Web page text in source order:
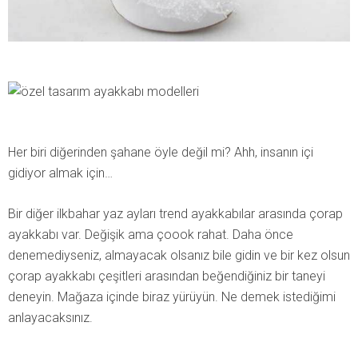
Her biri diğerinden şahane öyle değil mi? Ahh, insanın içi
gidiyor almak için…
Bir diğer ilkbahar yaz ayları trend ayakkabılar arasında çorap
ayakkabı var. Değişik ama çoook rahat. Daha önce
denemediyseniz, almayacak olsanız bile gidin ve bir kez olsun
çorap ayakkabı çeşitleri arasından beğendiğiniz bir taneyi
deneyin. Mağaza içinde biraz yürüyün. Ne demek istediğimi
anlayacaksınız.